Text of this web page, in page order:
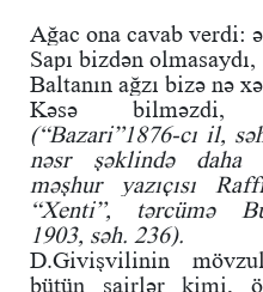
Ağac ona cavab verdi:
Sapı bizdən olmasaydı,
Baltanın ağzı bizə nə
Kəsə bilməzdi,
(“Bazari”1876-cı il,
nəsr şəklində daha
məşhur yazıçısı
“Xenti”, tərcümə
1903, səh. 236).
D.Givişvilinin
bütün şairlər kimi,